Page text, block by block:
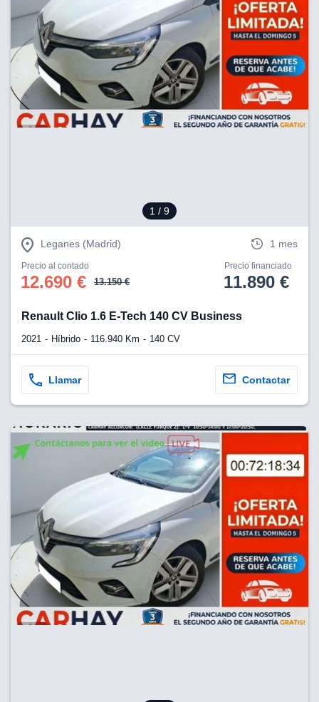
1 / 9
Leganes (Madrid) 1 mes
Precio al contado
12.690 € 13.150 €
Precio financiado
11.890 €
Renault Clio 1.6 E-Tech 140 CV Business
2021 Híbrido 116.940 Km 140 CV
Llamar Contactar